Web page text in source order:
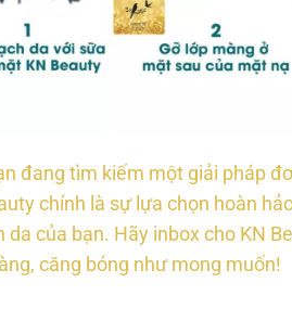
đang tìm kiếm một giải pháp
chính là sự lựa chọn hoàn
da của bạn. Hãy inbox cho KN
căng bóng như mong muốn!